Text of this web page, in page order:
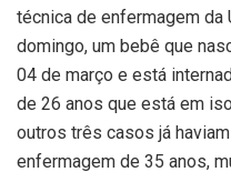
técnica de enfermagem
domingo, um bebê que
04 de março e está
de 26 anos que está em
outros três casos já
enfermagem de 35 anos,